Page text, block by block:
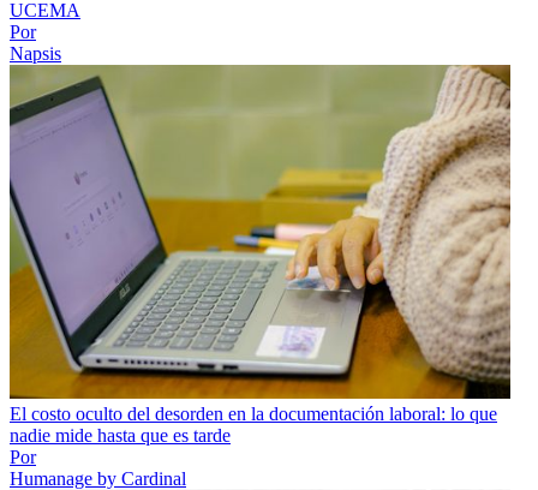
UCEMA
Por
Napsis
El costo oculto del desorden en la documentación laboral: lo que
nadie mide hasta que es tarde
Por
Humanage by Cardinal